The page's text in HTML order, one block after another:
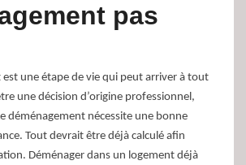
pas
est une étape de vie qui peut arriver à tout
une décision d’origine professionnel,
déménagement nécessite une bonne
Tout devrait être déjà calculé afin
Déménager dans un logement déjà